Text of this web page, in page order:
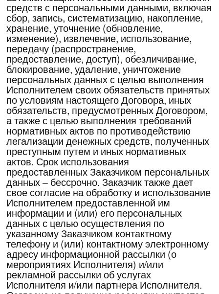
(первого дня проведения Мероприятия),
денежные средства, перечисленные
Заказчиком Исполнителю в счет оплаты
общей цены Договора, возвращаются
Исполнителем Заказчику в полном объеме.
Срок возврата денежных средств – до 30
(тридцать) рабочих дней с момента
поступления соответствующего
письменного требования от Заказчика.
5.6.Если Заказчик уведомил Исполнителя
об одностороннем отказе от исполнения
Договора позднее, чем за 30 (тридцать)
рабочих дней до даты начала Мероприятия
(первого дня проведения Мероприятия),
денежные средства, перечисленные
Заказчиком Исполнителю в счет оплаты
общей цены Договора, не возвращаются и
в полном объеме засчитывается в счет
компенсации фактически понесенных
Исполнителем расходов на оказание Услуг
и/или убытков Исполнителя до даты
прекращения действия Договора.
5.7.Неявка Заказчика на Мероприятие во
все дни его проведения или в один или
несколько дней его проведения, не
активации ссылки-доступа на онлайн
трансляцию Мероприятия, как полностью,
за все время в рамках дня проведения
Мероприятия, так и в части в рамках дня
проведения Мероприятия, в случае
отсутствия уведомления от Заказчика об
одностороннем отказе от исполнения
Договора, полученного Исполнителем в
срок, установленный в пункте 5.5 Договора,
не влечет за собой обязанность
Исполнителя произвести перерасчет общей
цены Договора и возвратить Заказчику
часть общей цены Договора за не
посещенные дни Мероприятия.